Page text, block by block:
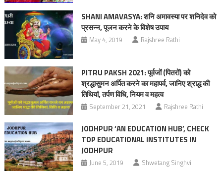
SHANI AMAVASYA: शनि अमावस्या पर शनिदेव को
प्रसन्न, पूजन करने के विशेष उपाय
May 4, 2019 Rajshree Rathi
PITRU PAKSH 2021: पूर्वजों (पितरों) को
श्रद्धासुमन अर्पित करने का महापर्व, जानिए श्राद्ध की
तिथियां, तर्पण विधि, नियम व महत्व
September 21, 2021 Rajshree Rathi
JODHPUR ‘AN EDUCATION HUB’, CHECK
TOP EDUCATIONAL INSTITUTES IN
JODHPUR
June 5, 2019 Shwetang Singhvi